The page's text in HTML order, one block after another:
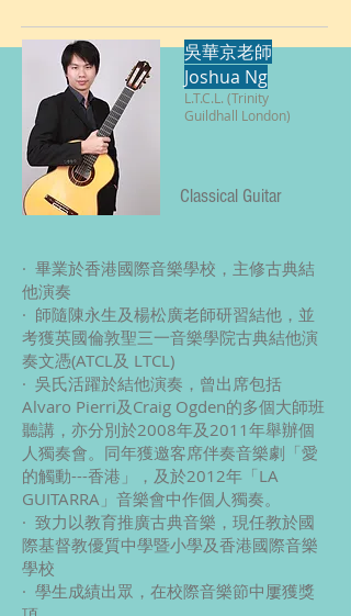
吳華京老師
Joshua Ng
L.T.C.L. (Trinity
Guildhall London)
Classical Guitar
· 畢業於香港國際音樂學校，主修古典結
他演奏
· 師隨陳永生及楊松廣老師研習結他，並
考獲英國倫敦聖三一音樂學院古典結他演
奏文憑(ATCL及 LTCL)
· 吳氏活躍於結他演奏，曾出席包括
Alvaro Pierri及Craig Ogden的多個大師班
聽講，亦分別於2008年及2011年舉辦個
人獨奏會。同年獲邀客席伴奏音樂劇「愛
的觸動---香港」，及於2012年「LA
GUITARRA」音樂會中作個人獨奏。
· 致力以教育推廣古典音樂，現任教於國
際基督教優質中學暨小學及香港國際音樂
學校
· 學生成績出眾，在校際音樂節中屢獲獎